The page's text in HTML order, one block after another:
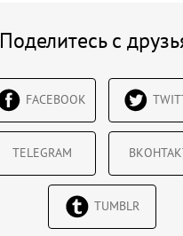
Поделитесь с
FACEBOOK
TELEGRAM
TUMBLR